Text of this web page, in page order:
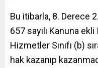
Bu itibarla, 8. Derece
657 sayılı Kanuna
Hizmetler Sınıfı (b)
hak kazanıp